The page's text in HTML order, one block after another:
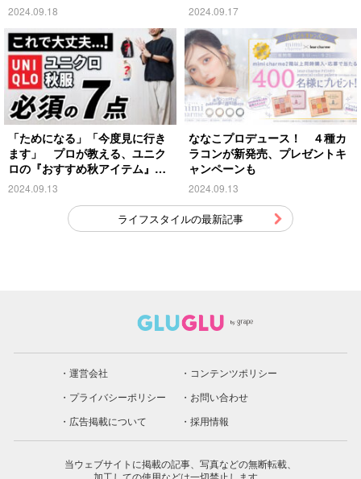
2024.09.18 2024.09.17
「ためになる」「今度見に行き
ます」 プロが教える、ユニク
ロの『おすすめ秋アイテム』が
こちら
2024.09.13
ななこプロデュース！ ４種カ
ラコンが新発売、プレゼントキ
ャンペーンも
2024.09.13
ライフスタイルの最新記事
運営会社
コンテンツポリシー
プライバシーポリシー
お問い合わせ
広告掲載について
採用情報
当ウェブサイトに掲載の記事、写真などの無断転載、